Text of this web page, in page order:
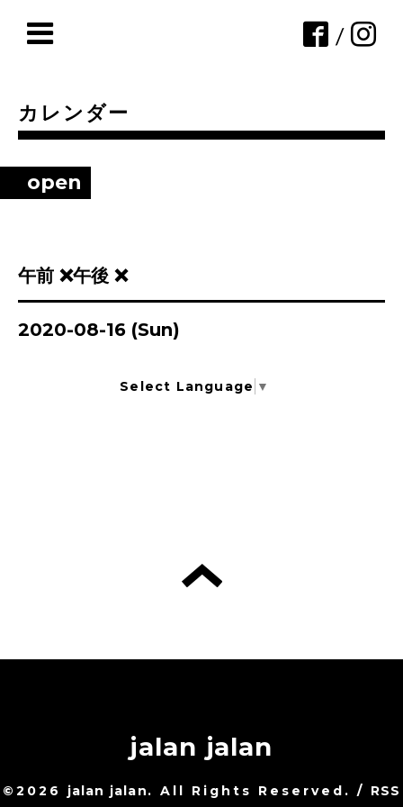
/
カレンダー
open
午前 ❌午後 ❌
2020-08-16 (Sun)
Select Language ▼
jalan jalan
©2026 jalan jalan. All Rights Reserved. / RSS